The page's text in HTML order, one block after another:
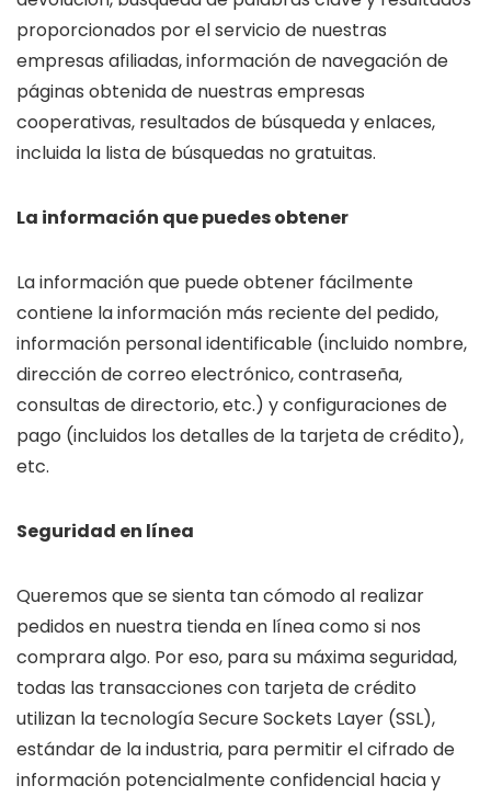
proporcionados por el servicio de nuestras
empresas afiliadas, información de navegación de
páginas obtenida de nuestras empresas
cooperativas, resultados de búsqueda y enlaces,
incluida la lista de búsquedas no gratuitas.
La información que puedes obtener
La información que puede obtener fácilmente
contiene la información más reciente del pedido,
información personal identificable (incluido nombre,
dirección de correo electrónico, contraseña,
consultas de directorio, etc.) y configuraciones de
pago (incluidos los detalles de la tarjeta de crédito),
etc.
Seguridad en línea
Queremos que se sienta tan cómodo al realizar
pedidos en nuestra tienda en línea como si nos
comprara algo. Por eso, para su máxima seguridad,
todas las transacciones con tarjeta de crédito
utilizan la tecnología Secure Sockets Layer (SSL),
estándar de la industria, para permitir el cifrado de
información potencialmente confidencial hacia y